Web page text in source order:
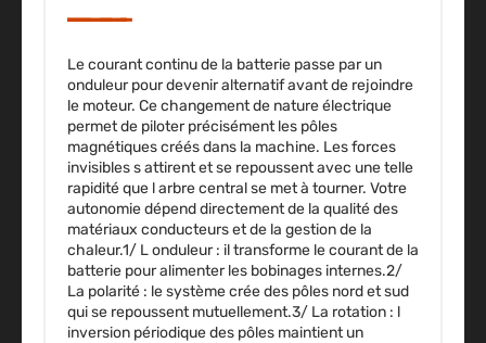
Le courant continu de la batterie passe par un
onduleur pour devenir alternatif avant de rejoindre
le moteur. Ce changement de nature électrique
permet de piloter précisément les pôles
magnétiques créés dans la machine. Les forces
invisibles s attirent et se repoussent avec une telle
rapidité que l arbre central se met à tourner. Votre
autonomie dépend directement de la qualité des
matériaux conducteurs et de la gestion de la
chaleur.1/ L onduleur: il transforme le courant de la
batterie pour alimenter les bobinages internes.2/
La polarité : le système crée des pôles nord et sud
qui se repoussent mutuellement.3/ La rotation : l
inversion périodique des pôles maintient un